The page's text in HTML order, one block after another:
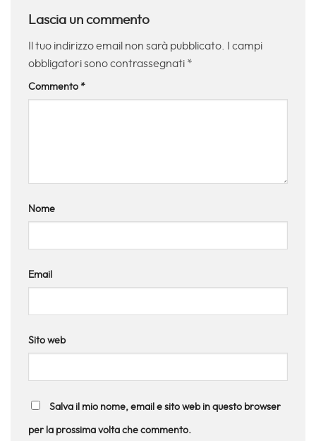
Lascia un commento
Il tuo indirizzo email non sarà pubblicato.
I campi
obbligatori sono contrassegnati *
Commento *
Nome
Email
Sito web
Salva il mio nome, email e sito web in questo browser
per la prossima volta che commento.